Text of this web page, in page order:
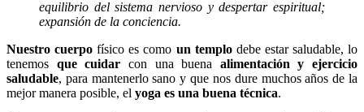
equilibrio del sistema nervioso y despertar espiritual;
expansión de la conciencia.
Nuestro cuerpo físico es como un templodebe estar saludable, lo
tenemos que cuidar con una buena alimentación y ejercicio
saludable, para mantenerlo sano y que nos dure muchos años de la
mejor manera posible, el yoga es una buena técnica.